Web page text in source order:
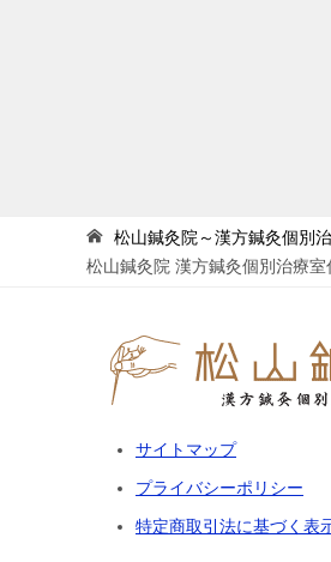
松山鍼灸院～漢方鍼灸個別
松山鍼灸院 漢方鍼灸個別治療
サイトマップ
プライバシーポリシー
特定商取引法に基づく表